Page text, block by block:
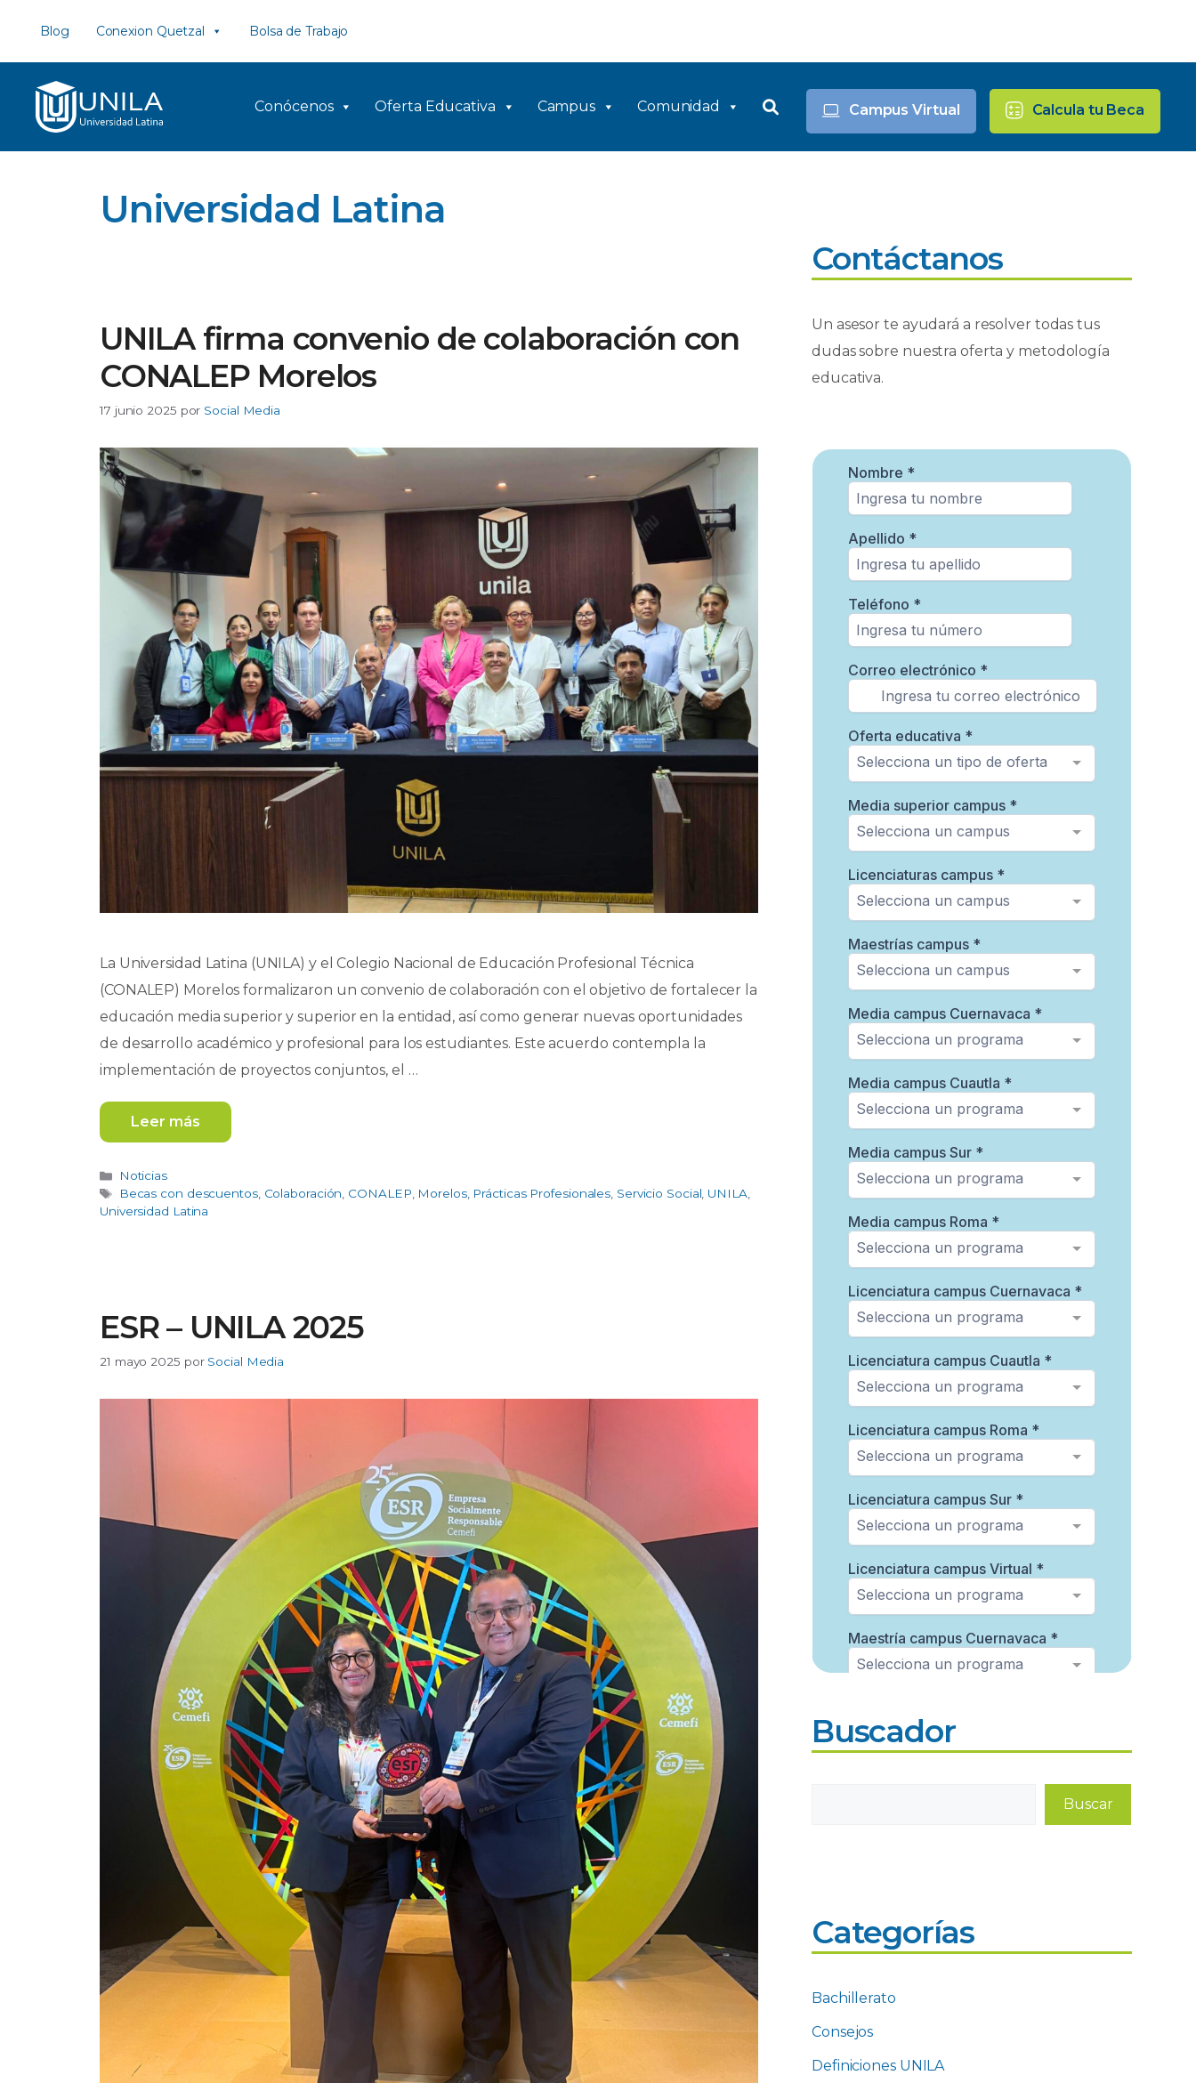
contenido
Blog Conexion Quetzal Bolsa de Trabajo
Conócenos Oferta Educativa Campus Comunidad Campus Virtual Calcula tu Beca
Universidad Latina
UNILA firma convenio de colaboración con
CONALEP Morelos
17 junio 2025 por Social Media
La Universidad Latina (UNILA) y el Colegio Nacional de Educación Profesional Técnica
(CONALEP) Morelos formalizaron un convenio de colaboración con el objetivo de fortalecer la
educación media superior y superior en la entidad, así como generar nuevas oportunidades
de desarrollo académico y profesional para los estudiantes. Este acuerdo contempla la
implementación de proyectos conjuntos, el …
Leer más
Categorías
Noticias
Etiquetas
Becas con descuentos, Colaboración, CONALEP, Morelos, Prácticas Profesionales, Servicio Social, UNILA,
Universidad Latina
ESR – UNILA 2025
21 mayo 2025 por Social Media
Contáctanos
Un asesor te ayudará a resolver todas tus
dudas sobre nuestra oferta y metodología
educativa.
Buscador
Buscar
Categorías
Bachillerato
Consejos
Definiciones UNILA